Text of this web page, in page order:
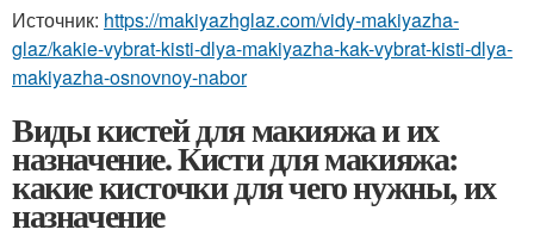
Источник: https://makiyazhglaz.com/vidy-makiyazha-
glaz/kakie-vybrat-kisti-dlya-makiyazha-kak-vybrat-kisti-dlya-
makiyazha-osnovnoy-nabor
Виды кистей для макияжа и их
назначение. Кисти для макияжа:
какие кисточки для чего нужны, их
назначение